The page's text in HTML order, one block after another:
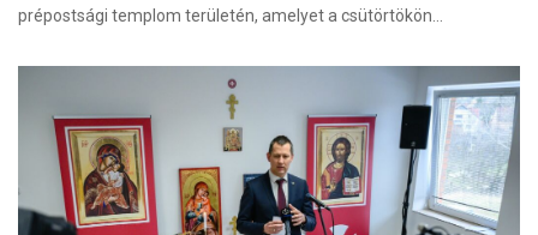
prépostsági templom területén, amelyet a csütörtökön…